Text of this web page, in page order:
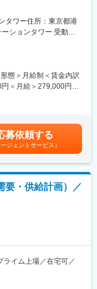
ち、幅広い業務を遂行
現場の要望を吸い上げ
います。医薬品の有効
階まで幅広く関わるこ
同じ「顧客の、そして
製造コストなど、あら
、患者様に医薬品を届
す。
に展開しており、海外
す。
任せします。
7割、海外の事業本部も
応力の一層の強化を
際税務の機能強化を目
た国際税務の業務に関
において、事業と経
行うとともに税負担
する。
ため、落ち着いた環
タワー住所：東京都港
ションタワー 受動喫
囲：会社の定める事業
態＞月給制＜賃金内訳
＜月給＞279,000円～
る可能性があります。
募依頼する
ージェントサービス）
要・供給計画）／
ライム上場／在宅可／